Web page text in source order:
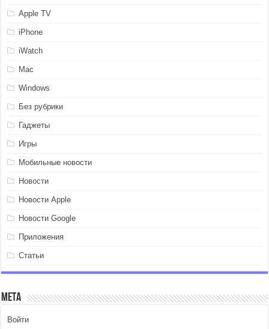
Apple TV
iPhone
iWatch
Mac
Windows
Без рубрики
Гаджеты
Игры
Мобильные новости
Новости
Новости Apple
Новости Google
Приложения
Статьи
Мета
Войти